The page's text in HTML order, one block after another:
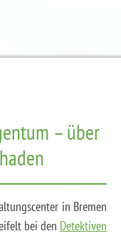
– über
in Bremen
bei den Detektiven